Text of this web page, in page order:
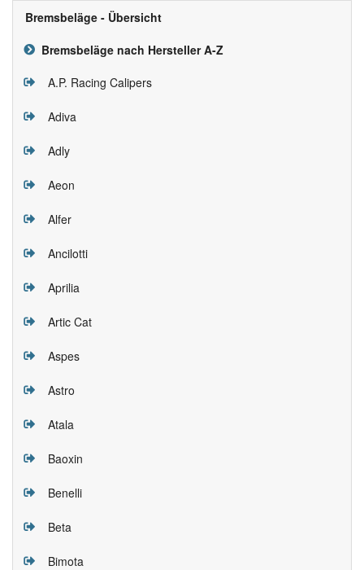
Bremsbeläge - Übersicht
Bremsbeläge nach Hersteller A-Z
A.P. Racing Calipers
Adiva
Adly
Aeon
Alfer
Ancilotti
Aprilia
Artic Cat
Aspes
Astro
Atala
Baoxin
Benelli
Beta
Bimota